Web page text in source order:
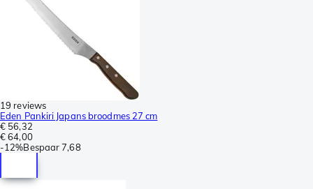
19 reviews
Eden Pankiri Japans broodmes 27 cm
€ 56,32
€ 64,00
-12%Bespaar 7,68